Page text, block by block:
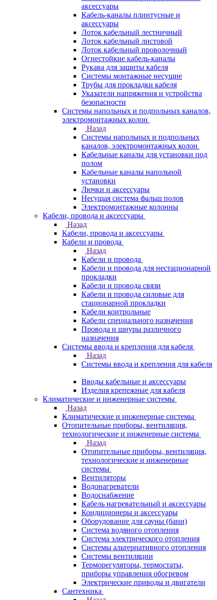
аксессуары
Кабель-каналы плинтусные и
аксессуары
Лоток кабельный лестничный
Лоток кабельный листовой
Лоток кабельный проволочный
Огнестойкие кабель-каналы
Рукава для защиты кабеля
Системы монтажные несущие
Трубы для прокладки кабеля
Указатели напряжения и устройства
безопасности
Системы напольных и подпольных каналов,
электромонтажных колон
Назад
Системы напольных и подпольных
каналов, электромонтажных колон
Кабельные каналы для установки под
полом
Кабельные каналы напольной
установки
Лючки и аксессуары
Несущая система фальш полов
Электромонтажные колонны
Кабели, провода и аксессуары
Назад
Кабели, провода и аксессуары
Кабели и провода
Назад
Кабели и провода
Кабели и провода для нестационарной
прокладки
Кабели и провода связи
Кабели и провода силовые для
стационарной прокладки
Кабели контрольные
Кабели специального назначения
Провода и шнуры различного
назначения
Системы ввода и крепления для кабеля
Назад
Системы ввода и крепления для кабеля
Вводы кабельные и аксессуары
Изделия крепежные для кабеля
Климатические и инженерные системы
Назад
Климатические и инженерные системы
Отопительные приборы, вентиляция,
технологические и инженерные системы
Назад
Отопительные приборы, вентиляция,
технологические и инженерные
системы
Вентиляторы
Водонагреватели
Водоснабжение
Кабель нагревательный и аксессуары
Кондиционеры и аксессуары
Оборудование для сауны (бани)
Система водяного отопления
Система электрического отопления
Системы альтернативного отопления
Системы вентиляции
Терморегуляторы, термостаты,
приборы управления обогревом
Электрические приводы и двигатели
Сантехника